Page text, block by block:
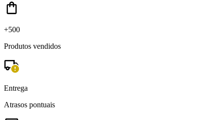
+500
Produtos vendidos
Entrega
Atrasos pontuais